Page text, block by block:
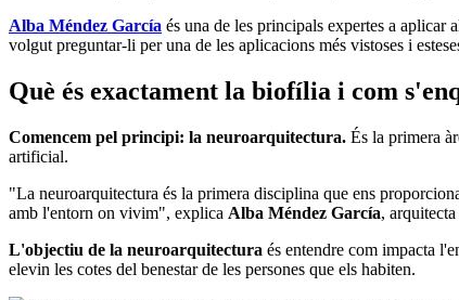
Alba Méndez García és una de les principals expertes a
volgut preguntar-li per una de les aplicacions més vistoses i
Què és exactament la biofília i com
Comencem pel principi: la neuroarquitectura. És la primera
artificial.
"La neuroarquitectura és la primera disciplina que ens
amb l'entorn on vivim", explica Alba Méndez García,
L'objectiu de la neuroarquitectura és entendre com impacta
elevin les cotes del benestar de les persones que els habiten.